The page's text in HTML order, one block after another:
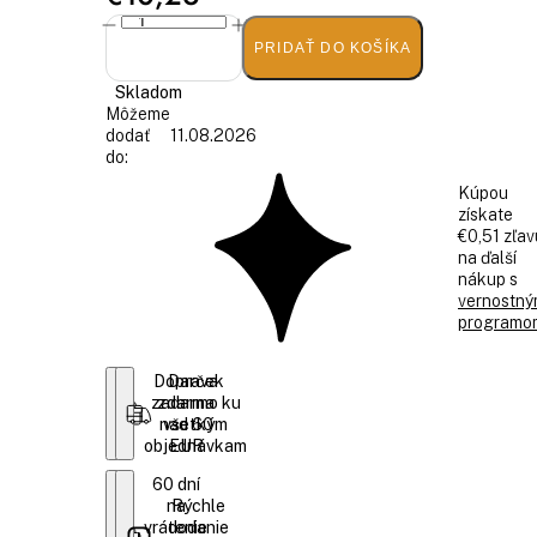
PRIDAŤ DO KOŠÍKA
Skladom
Môžeme
dodať
do:
11.08.2026
Kúpou
získate
€0,51
na ďalší
nákup s
Darček
zadarmo ku
všetkým
objednávkam
Doprava
zdarma
nad 60
EUR
60 dní
na
vrátenie
Rýchle
dodanie